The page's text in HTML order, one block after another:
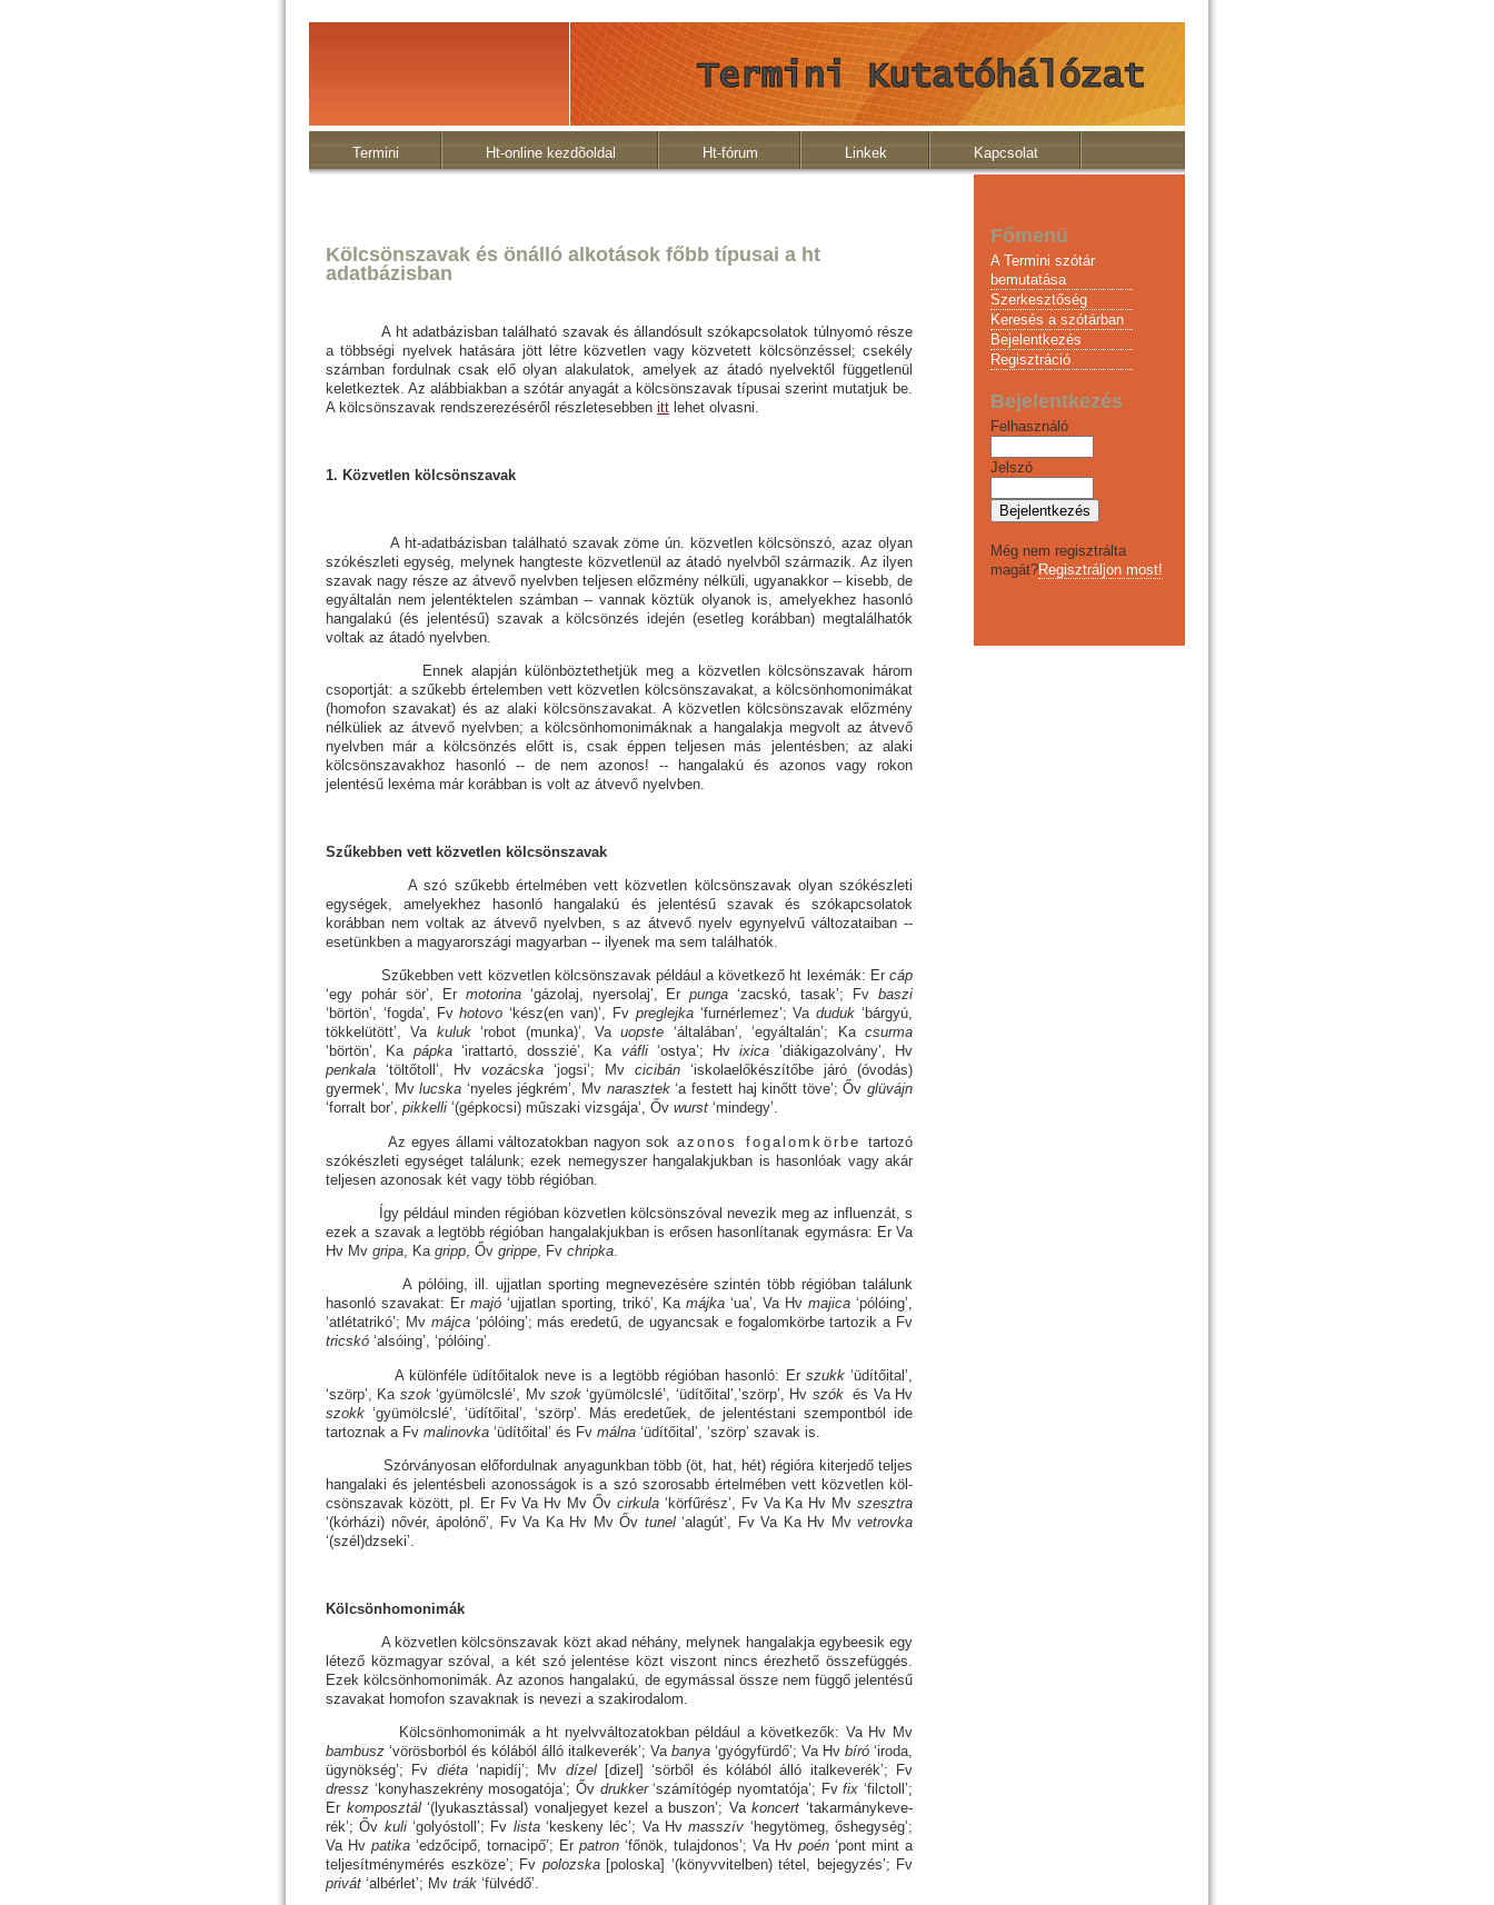
Termini Ht-online kezdõoldal Ht-fórum Linkek Kapcsolat
Kölcsönszavak és önálló alkotások főbb típusai a ht
adatbázisban
A ht adatbázisban található szavak és állandósult szókapcsolatok túlnyomó része
a többségi nyelvek hatására jött létre közvetlen vagy közvetett kölcsönzéssel; csekély
számban fordulnak csak elő olyan alakulatok, amelyek az átadó nyelvektől függetlenül
keletkeztek. Az alábbiakban a szótár anyagát a kölcsönszavak típusai szerint mutatjuk be.
A kölcsönszavak rendszerezéséről részletesebben itt lehet olvasni.
1. Közvetlen kölcsönszavak
A ht-adatbázisban található szavak zöme ún. közvetlen kölcsönszó, azaz olyan
szókészleti egység, melynek hangteste közvetlenül az átadó nyelvből származik. Az ilyen
szavak nagy része az átvevő nyelvben teljesen előzmény nélküli, ugyanakkor -- kisebb, de
egyáltalán nem jelentéktelen számban -- vannak köztük olyanok is, amelyekhez hasonló
hangalakú (és jelentésű) szavak a kölcsönzés idején (esetleg korábban) megtalálhatók
voltak az átadó nyelvben.
Ennek alapján különböztethetjük meg a közvetlen kölcsönszavak három
csoportját: a szűkebb értelemben vett közvetlen kölcsönszavakat, a kölcsönhomonimákat
(homofon szavakat) és az alaki kölcsönszavakat. A közvetlen kölcsönszavak előzmény
nélküliek az átvevő nyelvben; a kölcsönhomonimáknak a hangalakja megvolt az átvevő
nyelvben már a kölcsönzés előtt is, csak éppen teljesen más jelentésben; az alaki
kölcsönszavakhoz hasonló -- de nem azonos! -- hangalakú és azonos vagy rokon
jelentésű lexéma már korábban is volt az átvevő nyelvben.
Szűkebben vett közvetlen kölcsönszavak
A szó szűkebb értelmében vett közvetlen kölcsönszavak olyan szókészleti
egységek, amelyekhez hasonló hangalakú és jelentésű szavak és szókapcsolatok
korábban nem voltak az átvevő nyelvben, s az átvevő nyelv egynyelvű változataiban --
esetünkben a magyarországi magyarban -- ilyenek ma sem találhatók.
Szűkebben vett közvetlen kölcsönszavak például a következő ht lexémák: Er cáp
‘egy pohár sör’, Er mo­to­ri­na ‘gázolaj, nyersolaj’, Erpunga‘zacskó, tasak’; Fvbaszi
‘börtön’, ‘fogda’, Fvhotovo‘kész(en van)’, Fv preglejka ‘furnérlemez’; Vaduduk ‘bárgyú,
tökkelütött’, Va kuluk‘robot (munka)’, Vauopste ‘álta­lá­ban’, ‘egyál­ta­lán’; Kacsurma
‘börtön’, Ka pápka‘irattartó, dosszié’, Ka váfli ‘ostya’; Hvixica ’diákigazolvány’, Hv
penkala ‘töltőtoll’, Hv vozácska ‘jogsi’; Mv cicibán ‘iskolaelőkészítőbe járó (óvodás)
gyermek’, Mvlucska ‘nyeles jégkrém’, Mv na­rasz­tek‘a festett haj kinőtt töve’; Ővglüvájn
‘forralt bor’, pikkelli ‘(gépkocsi) műszaki vizsgája’, Őv wurst ‘mindegy’.
Az egyes állami változatokban nagyon sok azonos fogalomkörbetartozó
szókészleti egységet találunk; ezek nemegyszer hangalakjukban is hasonlóak vagy akár
teljesen azonosak két vagy több régióban.
Így például minden régióban közvetlen kölcsönszóval nevezik meg az influenzát, s
ezek a szavak a legtöbb régióban hangalakjukban is erősen hasonlítanak egymásra: Er Va
Hv Mv gripa , Ka gripp , Őv grippe , Fv chripka
A pólóing, ill. ujjatlan sporting megnevezésére szintén több régióban találunk
hasonló szavakat: Er majó‘ujjatlan sporting, trikó’, Kamájka ‘ua’, Va Hvmajica ‘pólóing’,
‘atlétatrikó’; Mv májca‘pólóing’; más eredetű, de ugyancsak e fogalomkörbe tartozik a Fv
tricskó ‘alsóing’, ‘pólóing’.
A különféle üdítőitalok neve is a legtöbb régióban hasonló: Er szukk‘üdítőital’,
‘szörp’, Ka szok‘gyümölcslé’, Mv szok‘gyümölcslé’, ‘üdítőital’,’szörp’, Hv szók és Va Hv
szokk ‘gyü­mölcs­lé’, ‘üdítőital’, ‘szörp’. Más eredetűek, de jelentéstani szempontból ide
tartoznak a Fv malinovka ‘üdítőital’ és Fv málna ‘üdítőital’, ‘szörp’ szavak is.
Szór­vá­nyosan előfordulnak anyagunkban több (öt, hat, hét) régióra kiter­je­dő tel­jes
hangalaki és jelentésbeli azonos­sá­gok is a szó szorosabb ér­tel­mé­ben vett közvetlen köl­­
csön­sza­vak között, pl. Er Fv Va Hv Mv Őv cirkula ‘körfűrész’, Fv Va Ka Hv Mv szesztra
‘(kórházi) nővér, ápo­lónő’, Fv Va Ka Hv Mv Őv tunel ‘alagút’, Fv Va Ka Hv Mv vetrovka
‘(szél)dzse­ki’.
Kölcsönhomonimák
A közvetlen kölcsönszavak közt akad néhány, melynek hangalakja egybeesik egy
létező közmagyar szóval, a két szó jelentése közt viszont nincs érezhető összefüggés.
Ezek kölcsönhomonimák. Az azonos hangalakú, de egymással össze nem függő jelentésű
szavakat homofon szavaknak is nevezi a szakirodalom.
Kölcsönhomonimák a ht nyelvváltozatokban például a következők: Va Hv Mv
bambusz ‘vörösborból és kólából álló italkeverék’; Va banya ‘gyógyfürdő’; Va Hv bíró ‘iroda,
ügynökség’; Fv diéta‘napidíj’; Mv dízel [dizel]
‘sörből és kólából álló italkeverék’; Fv
dressz ‘konyhaszekrény moso­ga­tó­ja’; Őv drukker‘számítógép nyomtatója’; Fvfix‘filctoll’;
Er kom­posz­tál‘(lyukasztással) vo­nal­jegyet kezel a buszon’; Vakoncert ‘takar­mány­ke­ve­
rék’;Őv kuli‘go­lyós­toll’; Fv lista‘keskeny léc’; Va Hvmasszív ‘hegytömeg, őshegység’;
Va Hv patika ‘edzőcipő, tornacipő’; Er patron ‘főnök, tu­laj­do­nos’; Va Hv poén ‘pont mint a
tel­je­sít­mény­mé­rés esz­kö­ze’; Fv polozska [poloska] ‘(könyvvitelben) tétel, bejegyzés’; Fv
privát ‘albérlet’; Mv trák ‘fül­védő’.
Főmenü
A Termini szótár
bemutatása
Szerkesztőség
Keresés a szótárban
Bejelentkezés
Regisztráció
Bejelentkezés
Felhasználó
Jelszó
Még nem regisztrálta
magát?Regisztráljon most!